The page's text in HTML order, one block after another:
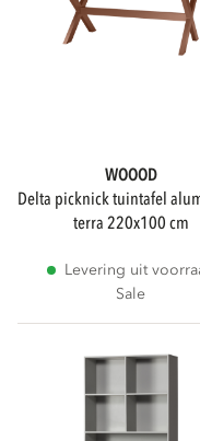
WOOOD
delta picknick tuintafel aluminium
terra 220x100 cm
Levering uit
Sale